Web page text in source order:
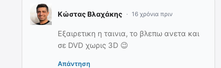
Κώστας Βλαχάκης 16 χρόνια πριν
Εξαιρετικη η ταινια, το βλεπω ανετα και
σε DVD χωρις 3D 😉
Απάντηση